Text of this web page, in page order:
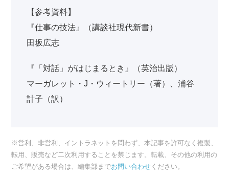
【参考資料】
『仕事の技法』（講談社現代新書）
田坂広志
『「対話」がはじまるとき』（英治出版）
マーガレット・J・ウィートリー（著）、浦谷
計子（訳）
※営利、非営利、イントラネットを問わず、本記事を許可なく複製、
転用、販売など二次利用することを禁じます。転載、その他の利用の
ご希望がある場合は、編集部までお問い合わせ ください。